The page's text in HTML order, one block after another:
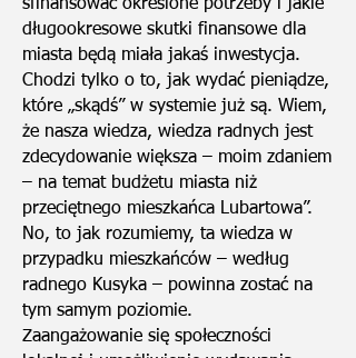
sfinansować określone potrzeby i jakie
długookresowe skutki finansowe dla
miasta będą miała jakaś inwestycja.
Chodzi tylko o to, jak wydać pieniądze,
które „skądś” w systemie już są. Wiem,
że nasza wiedza, wiedza radnych jest
zdecydowanie większa – moim zdaniem
– na temat budżetu miasta niż
przeciętnego mieszkańca Lubartowa”.
No, to jak rozumiemy, ta wiedza w
przypadku mieszkańców – według
radnego Kusyka – powinna zostać na
tym samym poziomie.
Zaangażowanie się społeczności